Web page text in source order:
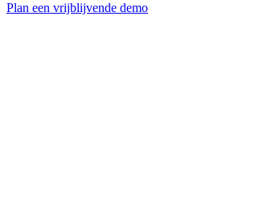
Plan een vrijblijvende demo